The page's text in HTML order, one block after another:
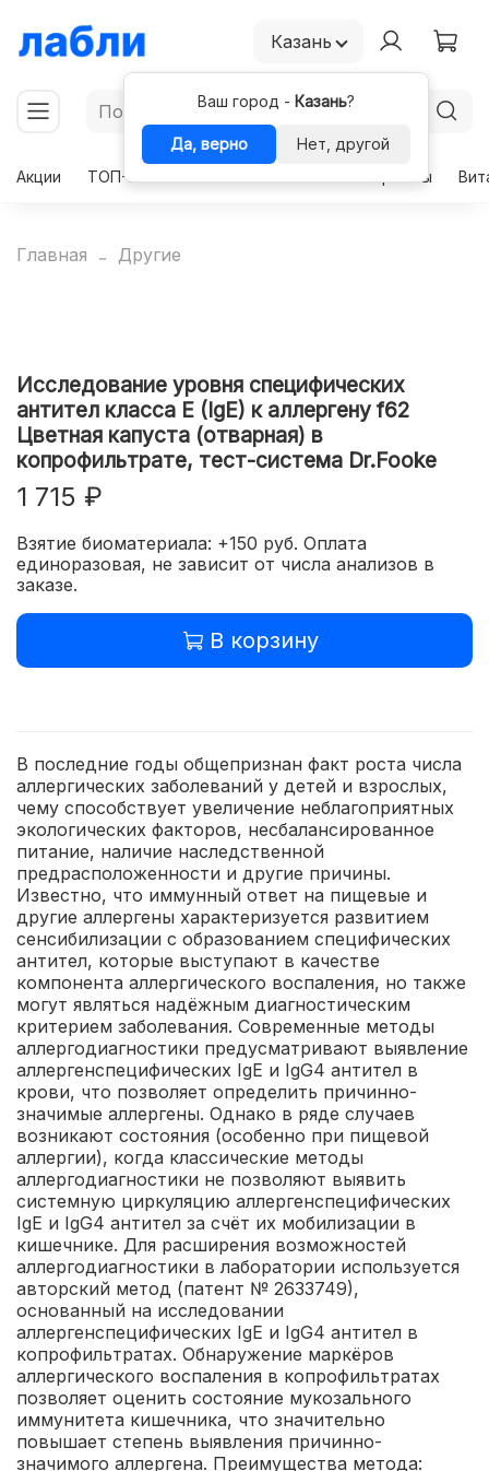
Казань
Ваш город - Казань?
Да, верно
Нет, другой
Акции
ТОП-50 Гормоны
Главная Другие
Исследование уровня специфических
антител класса E (IgE) к аллергену f62
Цветная капуста (отварная) в
копрофильтрате, тест-система Dr.Fooke
1 715 ₽
Взятие биоматериала: +150 руб. Оплата
единоразовая, не зависит от числа анализов в
заказе.
В корзину
В последние годы общепризнан факт роста числа
аллергических заболеваний у детей и взрослых,
чему способствует увеличение неблагоприятных
экологических факторов, несбалансированное
питание, наличие наследственной
предрасположенности и другие причины.
Известно, что иммунный ответ на пищевые и
другие аллергены характеризуется развитием
сенсибилизации с образованием специфических
антител, которые выступают в качестве
компонента аллергического воспаления, но также
могут являться надёжным диагностическим
критерием заболевания. Современные методы
аллергодиагностики предусматривают выявление
аллергенспецифических IgЕ и IgG4 антител в
крови, что позволяет определить причинно-
значимые аллергены. Однако в ряде случаев
возникают состояния (особенно при пищевой
аллергии), когда классические методы
аллергодиагностики не позволяют выявить
системную циркуляцию аллергенспецифических
IgE и IgG4 антител за счёт их мобилизации в
кишечнике. Для расширения возможностей
аллергодиагностики в лаборатории используется
авторский метод (патент № 2633749),
основанный на исследовании
аллергенспецифических IgE и IgG4 антител в
копрофильтратах. Обнаружение маркёров
аллергического воспаления в копрофильтратах
позволяет оценить состояние мукозального
иммунитета кишечника, что значительно
повышает степень выявления причинно-
значимого аллергена. Преимущества метода: